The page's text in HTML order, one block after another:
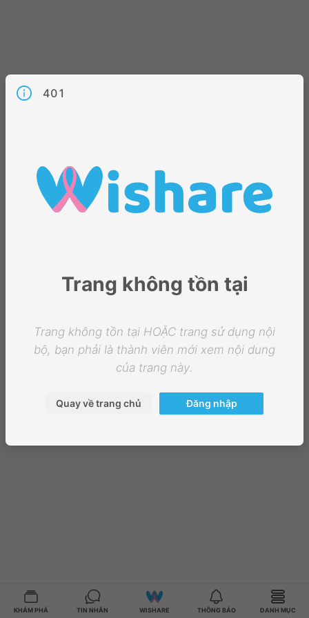
KHÁM PHÁ TIN NHẮN WISHARE THÔNG BÁO DANH MỤC
401
Trang không tồn tại
Trang không tồn tại HOẶC trang sử dụng nội
bộ, bạn phải là thành viên mới xem nội dung
của trang này.
Quay về trang chủ Đăng nhập